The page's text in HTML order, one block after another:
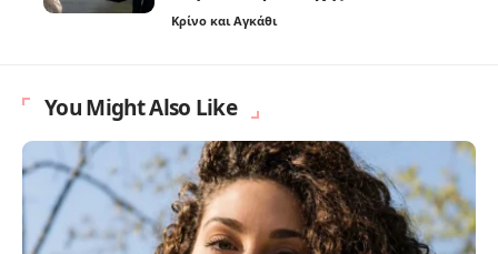
Κρίνο και Αγκάθι
You Might Also Like